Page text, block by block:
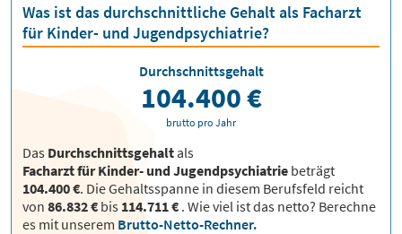
Was ist das durchschnittliche Gehalt als Facharzt
für Kinder- und Jugendpsychiatrie?
Das Durchschnittsgehaltals
Facharzt für Kinder- und Jugendpsychiatrie beträgt
104.400 €. Die Gehaltsspanne in diesem Berufsfeld reicht
von 86.832 € bis 114.711 € . Wie viel ist das netto? Berechne
es mit unserem Brutto-Netto-Rechner.
Durchschnittsgehalt
104.400 €
brutto pro Jahr